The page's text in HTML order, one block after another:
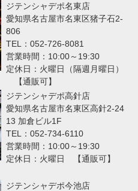
ジテンシャデポ名東店
愛知県名古屋市名東区猪子石2-
806
TEL：052-726-8081
営業時間：10:00～19:30
定休日：火曜日（隔週月曜日）
【通販可】
ジテンシャデポ高針店
愛知県名古屋市名東区高針2-24
13 加倉ビル1F
TEL：052-734-6110
営業時間：10:00～19:30
定休日：火曜日 【通販可】
ジテンシャデポ今池店